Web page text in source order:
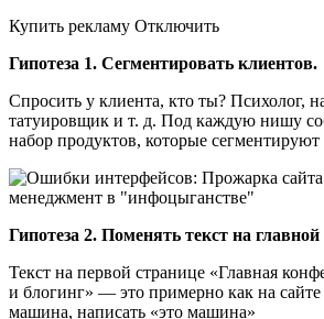
Купить рекламу Отключить
Гипотеза 1. Сегментировать клиентов.
Спросить у клиента, кто ты? Психолог,
татуировщик и т. д. Под каждую нишу
набор продуктов, которые сегментируют
Гипотеза 2. Поменять текст на главной
Текст на первой странице «Главная
и блогинг» — это примерно как на сайте
машина, написать «это машина»